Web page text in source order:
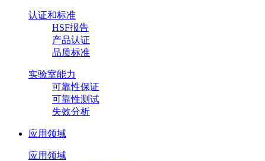
认证和标准
HSF报告
产品认证
品质标准
实验室能力
可靠性保证
可靠性测试
失效分析
应用领域
应用领域